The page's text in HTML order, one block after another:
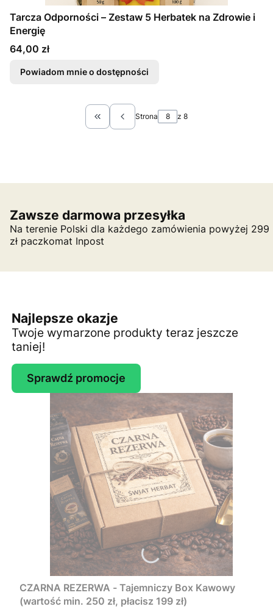
Tarcza Odporności – Zestaw 5 Herbatek na Zdrowie i
Energię
Cena
64,00 zł
Powiadom mnie o dostępności
Wróć do pierwszej strony z produktami
Strona z 8
Zawsze darmowa przesyłka
Na terenie Polski dla każdego zamówienia powyżej 299
zł paczkomat Inpost
Najlepsze okazje
Twoje wymarzone produkty teraz jeszcze
taniej!
Sprawdź promocje
CZARNA REZERWA - Tajemniczy Box Kawowy
(wartość min. 250 zł, płacisz 199 zł)